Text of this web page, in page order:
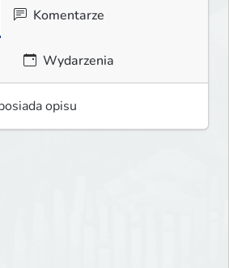
Komentarze
Wydarzenia
opisu